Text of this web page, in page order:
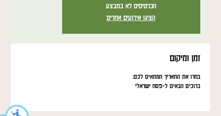
הכרטיסים לא במבצע
הציגו אירועים אחרים
זמן ומיקום
בחרו את התאריך המתאים לכם:
ברוכים הבאים ל-פסח ישראלי